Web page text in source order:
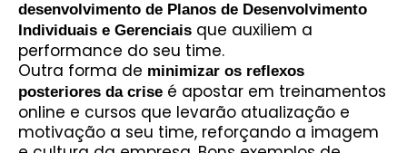
desenvolvimento de Planos de Desenvolvimento
Individuais e Gerenciais que auxiliem a
performance do seu time.
Outra forma de minimizar os reflexos
posteriores da crise é apostar em treinamentos
online e cursos que levarão atualização e
motivação a seu time, reforçando a imagem